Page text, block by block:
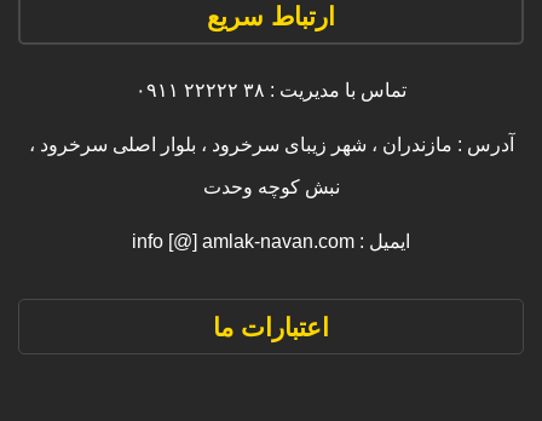
ارتباط سریع
تماس با مدیریت : ۳۸ ۲۲۲۲۲ ۰۹۱۱
آدرس : مازندران ، شهر زیبای سرخرود ، بلوار اصلی سرخرود ،
نبش کوچه وحدت
ایمیل : info [@] amlak-navan.com
اعتبارات ما